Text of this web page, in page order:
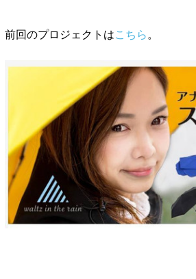
前回のプロジェクトはこちら 。